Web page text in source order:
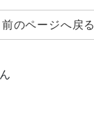
前のページへ戻る